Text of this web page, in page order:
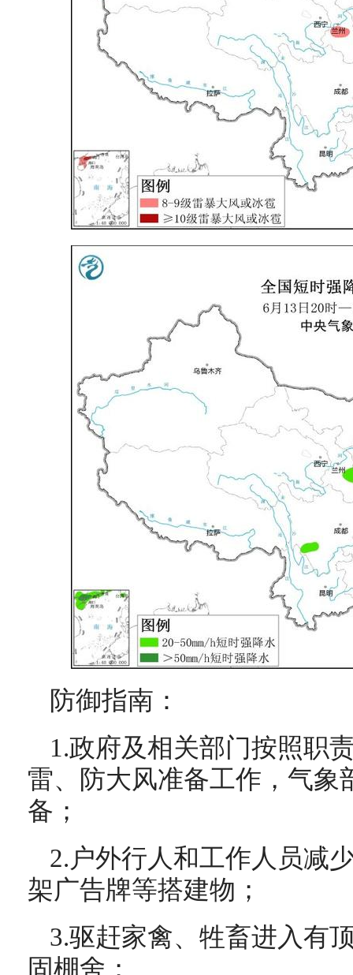
防御指南：
1.政府及相关部门按照职
雷、防大风准备工作，气象
备；
2.户外行人和工作人员减
架广告牌等搭建物；
3.驱赶家禽、牲畜进入有
固棚舍；